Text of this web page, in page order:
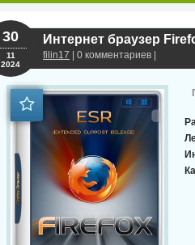
Интернет браузер
filin17 | 0 комментариев |
30
11
2024